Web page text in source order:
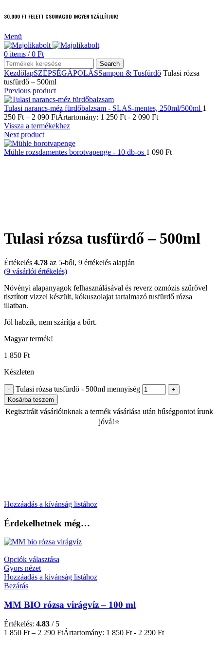
30.000 FT FELETT CSOMAGOD INGYEN SZÁLLÍTJUK!
Menü
0 items / 0 Ft
Search
KezdőlapSZÉPSÉGÁPOLÁSSampon & Tusfürdő Tulasi rózsa
tusfürdő – 500ml
Previous product
Tulasi narancs-méz fürdőbalzsam - SLAS-mentes, 250ml/500ml 1
250 Ft – 2 090 FtÁrtartomány: 1 250 Ft - 2 090 Ft
Vissza a termékekhez
Next product
Mühle rozsdamentes borotvapenge - 10 db-os 1 090 Ft
Tulasi rózsa tusfürdő – 500ml
Értékelés 4.78 az 5-ből, 9 értékelés alapján
(9 vásárlói értékelés)
Növényi alapanyagok felhasználásával és reverz ozmózis szűrővel
tisztított vizzel készült, kókuszolajat tartalmazó tusfürdő rózsa
illatban.
Jól habzik, nem szárítja a bőrt.
Magyar termék!
1 850 Ft
Készleten
Tulasi rózsa tusfürdő - 500ml mennyiség
Kosárba teszem
Regisztrált vásárlóinknak a termék vásárlása után hűségpontot írunk
jóvá!⭐
Hozzáadás a kívánság listához
Érdekelhetnek még…
Opciók választása
Gyors nézet
Hozzáadás a kívánság listához
Bezárás
MM BIO rózsa virágvíz – 100 ml
Értékelés: 4.83 / 5
1 850 Ft – 2 290 FtÁrtartomány: 1 850 Ft - 2 290 Ft